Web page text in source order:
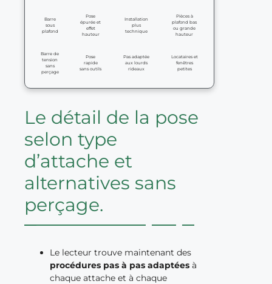
Barre
sous
plafond
Pose
épurée et
effet
hauteur
Installation
plus
technique
Pièces à
plafond bas
ou grande
hauteur
Barre de
tension
sans
perçage
Pose
rapide
sans outils
Pas adaptée
aux lourds
rideaux
Locataires et
fenêtres
petites
Le détail de la pose
selon type
d’attache et
alternatives sans
perçage.
Le lecteur trouve maintenant des
procédures pas à pas adaptées à
chaque attache et à chaque